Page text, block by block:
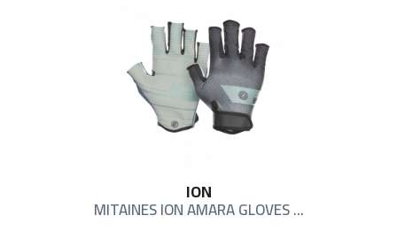
ION
MITAINES ION AMARA GLOVES ...